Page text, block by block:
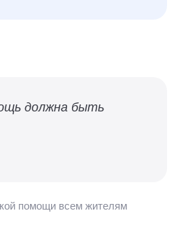
должна быть
помощи всем жителям